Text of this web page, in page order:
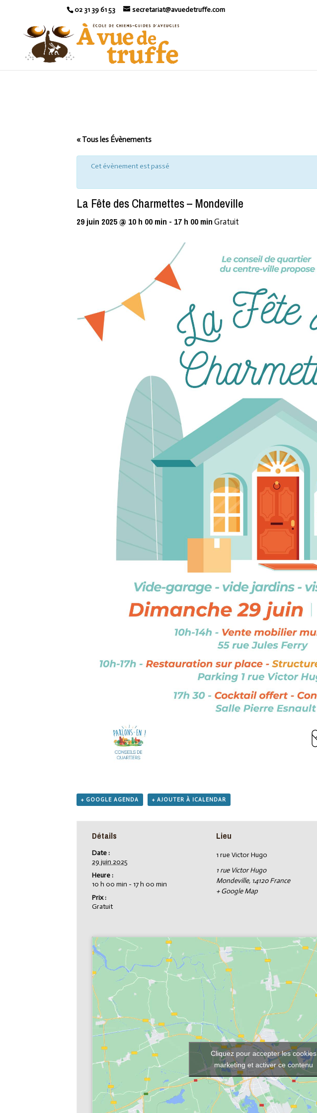
02 31 39 61 53 secretariat@avuedetruffe.com
« Tous les Évènements
Cet évènement est passé
La Fête des Charmettes – Mondeville
29 juin 2025 @ 10 h 00 min - 17 h 00 min Gratuit
+ GOOGLE AGENDA + AJOUTER À ICALENDAR
Détails
Date :
29 juin 2025
Heure :
10 h 00 min - 17 h 00 min
Prix :
Gratuit
Lieu
1 rue Victor Hugo
1 rue Victor Hugo
Mondeville, 14120 France
+ Google Map
Cliquez pour accepter les cookies
marketing et activer ce contenu